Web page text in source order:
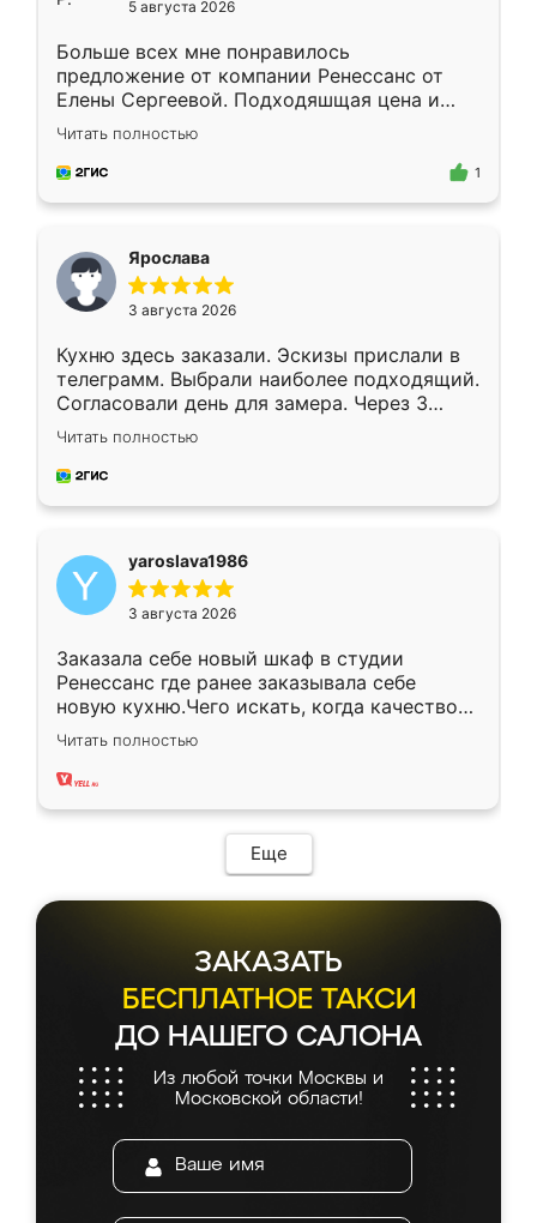
5 августа 2026
Больше всех мне понравилось
предложение от компании Ренессанс от
Елены Сергеевой. Подходяшщая цена и
короткие сроки изготовления. Приехавший
для замера сотрудник Владислав
предложил по моему эскизу самый
Читать полностью
1
Ярослава
3 августа 2026
Кухню здесь заказали. Эскизы прислали в
телеграмм. Выбрали наиболее подходящий.
Согласовали день для замера. Через 3
недели кухня была уже готова. Остались
довольны работой. Спасибо Ренессанс
мебель за качественную работу!
Читать полностью
yaroslava1986
3 августа 2026
Заказала себе новый шкаф в студии
Ренессанс где ранее заказывала себе
новую кухню.Чего искать, когда качеством
вполне довольна. Служит кухня уже почти
два года, нареканий нет.
Читать полностью
Еще
ЗАКАЗАТЬ
БЕСПЛАТНОЕ ТАКСИ
ДО НАШЕГО САЛОНА
Из любой точки Москвы и
Московской области!